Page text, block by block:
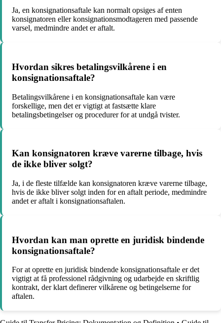
Ja, en konsignationsaftale kan normalt opsiges af enten
konsignatoren eller konsignationsmodtageren med passende
varsel, medmindre andet er aftalt.
Hvordan sikres betalingsvilkårene i en
konsignationsaftale?
Betalingsvilkårene i en konsignationsaftale kan være
forskellige, men det er vigtigt at fastsætte klare
betalingsbetingelser og procedurer for at undgå tvister.
Kan konsignatoren kræve varerne tilbage, hvis
de ikke bliver solgt?
Ja, i de fleste tilfælde kan konsignatoren kræve varerne tilbage,
hvis de ikke bliver solgt inden for en aftalt periode, medmindre
andet er aftalt i konsignationsaftalen.
Hvordan kan man oprette en juridisk bindende
konsignationsaftale?
For at oprette en juridisk bindende konsignationsaftale er det
vigtigt at få professionel rådgivning og udarbejde en skriftlig
kontrakt, der klart definerer vilkårene og betingelserne for
aftalen.